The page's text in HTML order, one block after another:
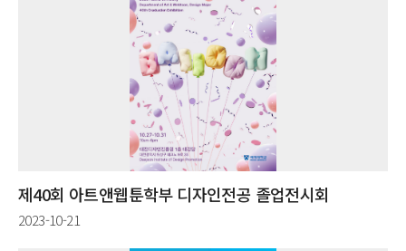
제40회 아트앤웹툰학부 디자인전공 졸업전시회
2023-10-21